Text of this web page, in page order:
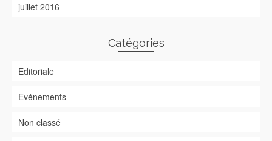
juillet 2016
Catégories
Editoriale
Evénements
Non classé